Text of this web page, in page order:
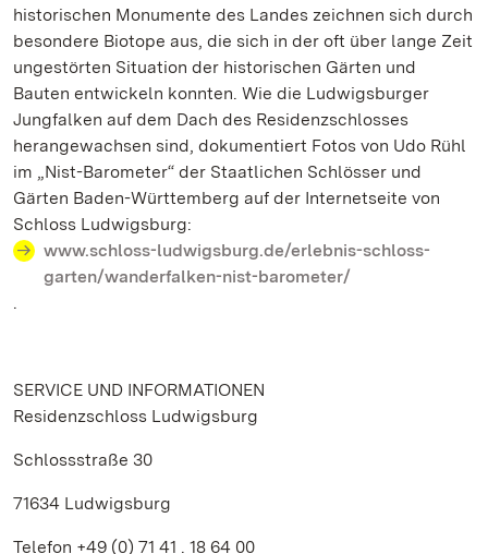
historischen Monumente des Landes zeichnen sich durch
besondere Biotope aus, die sich in der oft über lange Zeit
ungestörten Situation der historischen Gärten und
Bauten entwickeln konnten. Wie die Ludwigsburger
Jungfalken auf dem Dach des Residenzschlosses
herangewachsen sind, dokumentiert Fotos von Udo Rühl
im „Nist-Barometer“ der Staatlichen Schlösser und
Gärten Baden-Württemberg auf der Internetseite von
Schloss Ludwigsburg:
www.schloss-ludwigsburg.de/erlebnis-schloss-
garten/wanderfalken-nist-barometer/
.
SERVICE UND INFORMATIONEN
Residenzschloss Ludwigsburg
Schlossstraße 30
71634 Ludwigsburg
Telefon +49 (0) 71 41 . 18 64 00